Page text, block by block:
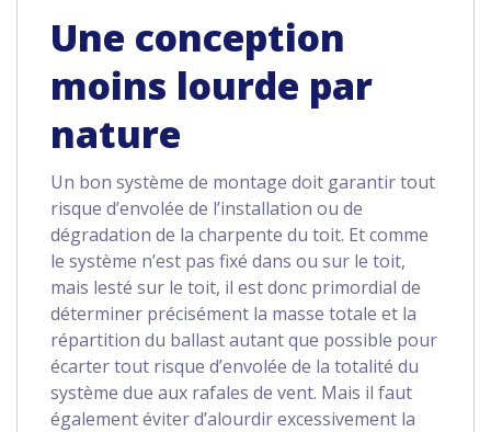
Une conception
moins lourde par
nature
Un bon système de montage doit garantir tout
risque d’envolée de l’installation ou de
dégradation de la charpente du toit. Et comme
le système n’est pas fixé dans ou sur le toit,
mais lesté sur le toit, il est donc primordial de
déterminer précisément la masse totale et la
répartition du ballast autant que possible pour
écarter tout risque d’envolée de la totalité du
système due aux rafales de vent. Mais il faut
également éviter d’alourdir excessivement la